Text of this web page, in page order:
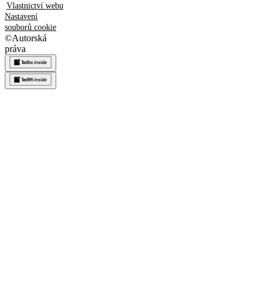
Vlastnictví webu
Nastavení
souborů cookie
©Autorská
práva